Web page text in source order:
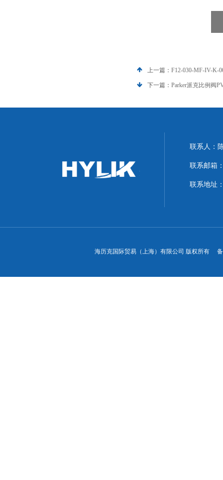
上一篇： F12-030-MF-IV-K-
下一篇： Parker派克比例阀
联系人：
联系邮箱
联系地址
海历克国际贸易（上海）有限公司 版权所有